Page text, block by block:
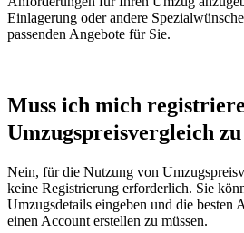
Einlagerung oder andere
passenden Angebote für Sie.
Muss ich mich
Umzugspreisvergleich
Nein, für die Nutzung von
keine Registrierung erforderlich. Sie
Umzugsdetails eingeben und die besten
einen Account erstellen zu müssen.